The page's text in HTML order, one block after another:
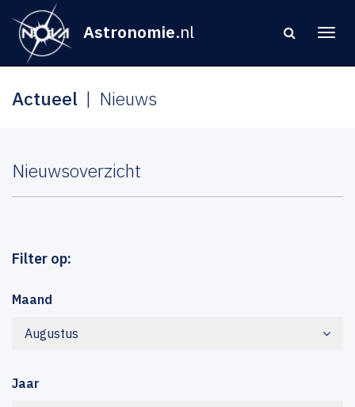
Astronomie.nl
Actueel Nieuws
Nieuwsoverzicht
Filter op:
Maand
Augustus
Jaar